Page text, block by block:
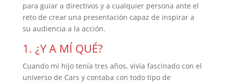
para guiar a directivos y a cualquier persona ante el
reto de crear una presentación capaz de inspirar a
su audiencia a la acción.
1. ¿Y A MÍ QUÉ?
Cuando mi hijo tenía tres años, vivía fascinado con el
universo de Cars y contaba con todo tipo de